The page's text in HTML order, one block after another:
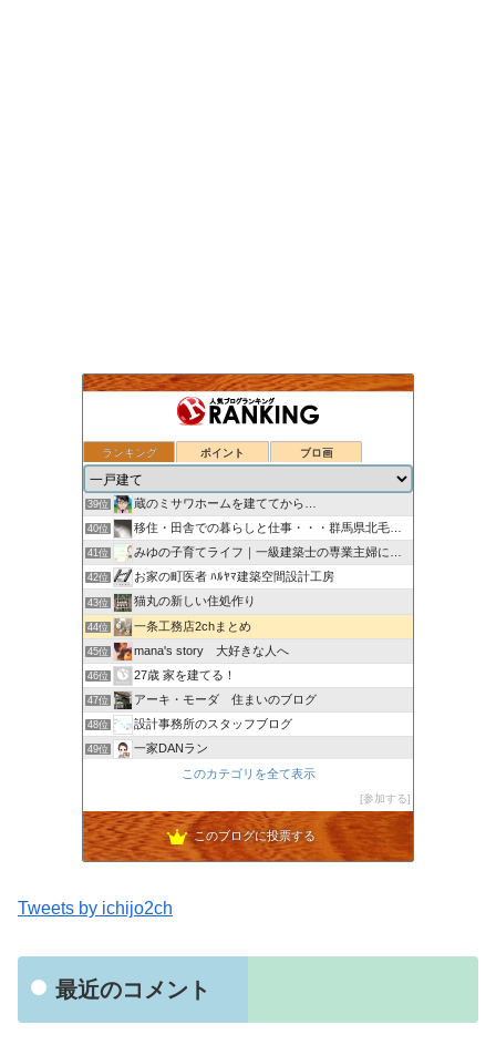
ランキング ポイント ブロ画
37位 ついのすみかはここにあるか
38位 小型焼却炉の選び方
39位 蔵のミサワホームを建ててから…
40位 移住・田舎での暮らしと仕事・・・群馬県北毛みなかみエリア
41位 みゆの子育てライフ｜一級建築士の専業主婦による子ども・家
42位 お家の町医者 ﾊﾙﾔﾏ建築空間設計工房
43位 猫丸の新しい住処作り
44位 一条工務店2chまとめ
45位 mana's story 大好きな人へ
46位 27歳 家を建てる！
47位 アーキ・モーダ 住まいのブログ
48位 設計事務所のスタッフブログ
49位 一家DANラン
ＤＩＡＲＹ-ダイアリー
シバ家ブログ＠注文住宅の金額を公開していきます
このカテゴリを全て表示
参加する
このブログに投票する
Tweets by ichijo2ch
最近のコメント